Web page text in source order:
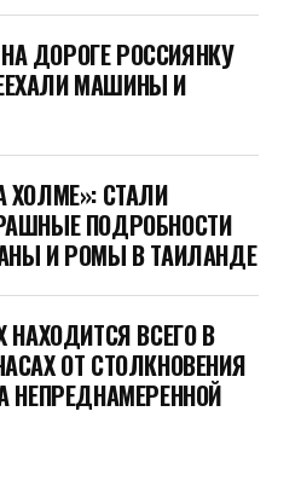
ДОРОГЕ РОССИЯНКУ
МАШИНЫ И
ХОЛМЕ»: СТАЛИ
ПОДРОБНОСТИ
И РОМЫ В ТАИЛАНДЕ
НАХОДИТСЯ ВСЕГО В
ОТ СТОЛКНОВЕНИЯ
НЕПРЕДНАМЕРЕННОЙ